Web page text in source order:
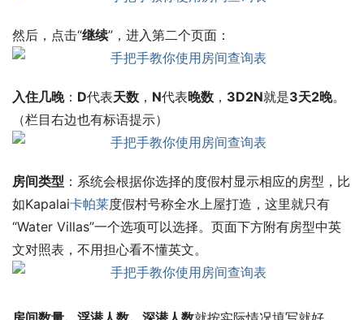
然后，点击“继续”，进入第二个页面：
入住几晚： D代表天数 ， N代表晚数 ， 3D2N就是3天2晚。
（栏目右边也有标语提示）
房间类型 ：系统会根据你选择的度假村显示相应的房型，比
如Kapalai卡帕莱度假村号称全水上屋打造，这里就只有
“Water Villas”一个选项可以选择。页面下方附有房型中英
文对照表，不用担心看不懂英文。